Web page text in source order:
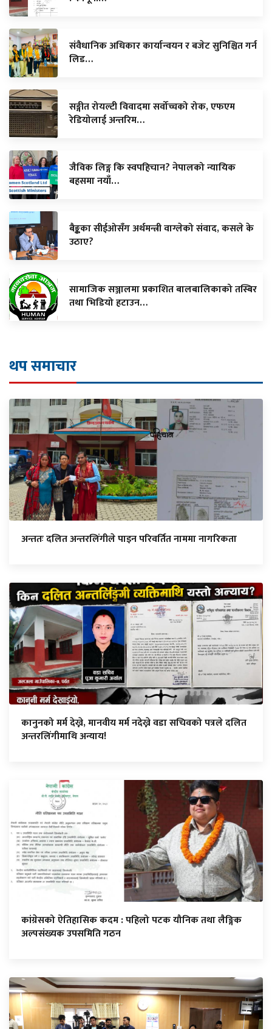
संवैधानिक अधिकार कार्यान्वयन र बजेट सुनिश्चित गर्न
लिड…
सङ्गीत रोयल्टी विवादमा सर्वोच्चको रोक, एफएम
रेडियोलाई अन्तरिम…
जैविक लिङ्ग कि स्वपहिचान? नेपालको न्यायिक
बहसमा नयाँ…
बैङ्कका सीईओसँग अर्थमन्त्री वाग्लेको संवाद, कसले के
उठाए?
सामाजिक सञ्जालमा प्रकाशित बालबालिकाको तस्बिर
तथा भिडियो हटाउन…
थप समाचार
अन्ततः दलित अन्तरलिंगीले पाइन परिवर्तित नाममा नागरिकता
कानुनको मर्म देख्ने, मानवीय मर्म नदेख्ने वडा सचिवको पत्रले दलित
अन्तरलिंगीमाथि अन्याय!
कांग्रेसको ऐतिहासिक कदम : पहिलो पटक यौनिक तथा लैङ्गिक
अल्पसंख्यक उपसमिति गठन